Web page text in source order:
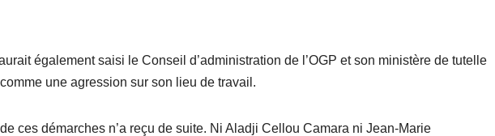
également saisi le Conseil d’administration de l’OGP et son ministère de tutelle
une agression sur son lieu de travail.
ces démarches n’a reçu de suite. Ni Aladji Cellou Camara ni Jean-Marie